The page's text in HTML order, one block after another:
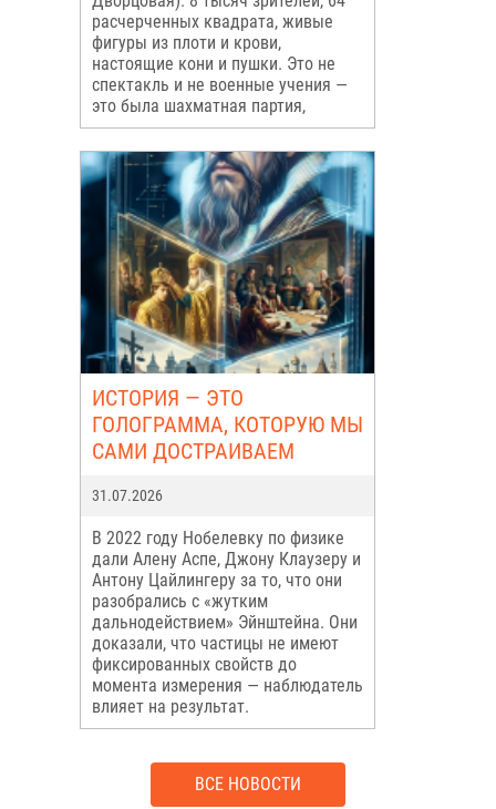
расчерченных квадрата, живые
фигуры из плоти и крови,
настоящие кони и пушки. Это не
спектакль и не военные учения —
это была шахматная партия,
ИСТОРИЯ — ЭТО
ГОЛОГРАММА, КОТОРУЮ МЫ
САМИ ДОСТРАИВАЕМ
31.07.2026
В 2022 году Нобелевку по физике
дали Алену Аспе, Джону Клаузеру и
Антону Цайлингеру за то, что они
разобрались с «жутким
дальнодействием» Эйнштейна. Они
доказали, что частицы не имеют
фиксированных свойств до
момента измерения — наблюдатель
влияет на результат.
ВСЕ НОВОСТИ